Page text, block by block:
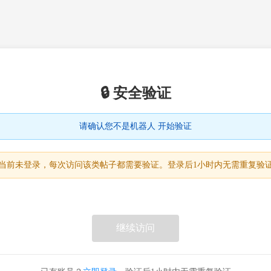
🔒 安全验证
请确认您不是机器人 开始验证
前未登录，每次访问该类帖子都需要验证。登录后1小时内无需重复验
继续访问